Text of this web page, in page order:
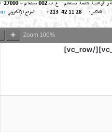
Zoom 100%